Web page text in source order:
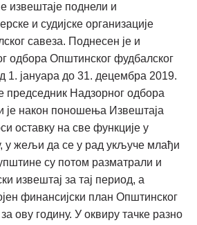
извештаје поднели и
и судијске организације
савеза. Поднесен је и
одбора Општинског фудбалског
1. јануара до 31. децембра 2019.
председник Надзорног одбора
је након поношења Извештаја
оставку на све функције у
у жељи да се у рад укључе млађи
су потом разматрали и
извештај за тај период, а
финансијски план Општинског
ову годину. У оквиру тачке разно